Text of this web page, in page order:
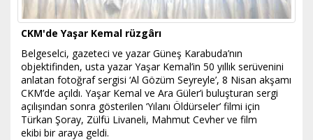
CKM'de Yaşar Kemal rüzgârı
Belgeselci, gazeteci ve yazar Güneş Karabuda’nın
objektifinden, usta yazar Yaşar Kemal’in 50 yıllık serüvenini
anlatan fotoğraf sergisi ‘Al Gözüm Seyreyle’, 8 Nisan akşamı
CKM’de açıldı. Yaşar Kemal ve Ara Güler’i buluşturan sergi
açılışından sonra gösterilen ‘Yılanı Öldürseler’ filmi için
Türkan Şoray, Zülfü Livaneli, Mahmut Cevher ve film
ekibi bir araya geldi.